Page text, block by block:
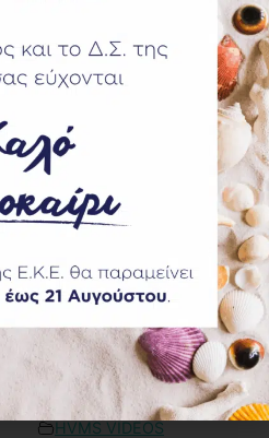
01:10
Επιστημονική
Εκδήλωση Ξάνθης
HVMS VIDEOS
08:12
Ραμαντάνη για θέματα
Ασφάλειας Τροφίμων
76 views
HVMS VIDEOS